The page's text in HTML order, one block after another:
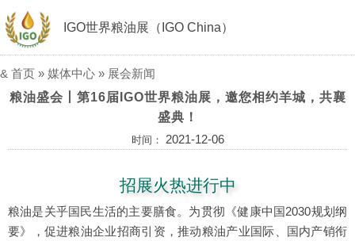
IGO世界粮油展（IGO China）
& 首页 » 媒体中心 » 展会新闻
粮油盛会丨第16届IGO世界粮油展，邀您相约羊城，共襄
盛典！
时间： 2021-12-06
招展火热进行中
粮油是关乎国民生活的主要膳食。为贯彻《健康中国2030规划纲
要》，促进粮油企业招商引资，推动粮油产业国际、国内产销衔